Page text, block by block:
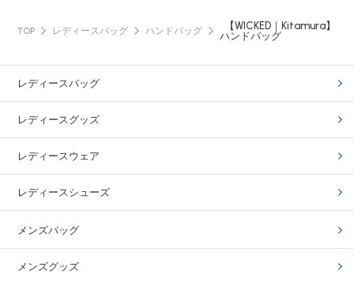
TOP レディースバッグ ハンドバッグ
【WICKED｜Kitamura】
ハンドバッグ
レディースバッグ
レディースグッズ
レディースウェア
レディースシューズ
メンズバッグ
メンズグッズ